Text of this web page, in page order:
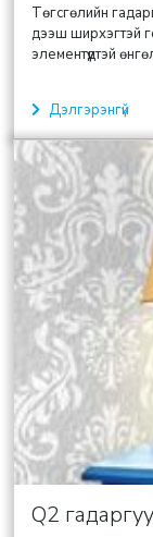
Төгсгөлийн
дээш ширхэгтэй
элементүүдтэй
Дэлгэрэнгүй
Q2